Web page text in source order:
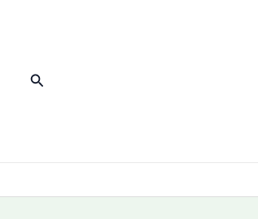
جستجو